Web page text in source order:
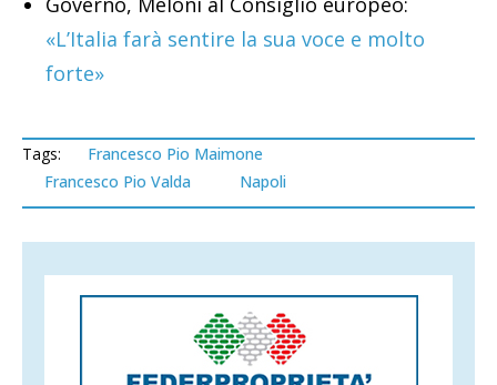
«L’Italia farà sentire la sua voce e molto
forte»
Tags:
Francesco Pio Maimone
Francesco Pio Valda
Napoli